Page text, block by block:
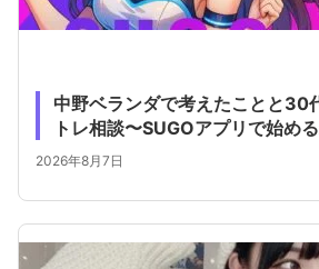
中野ベランダで考えたことと30
トレ相談〜SUGOアプリで始め
2026年8月7日